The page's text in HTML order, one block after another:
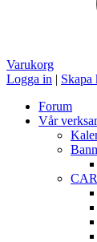
Varukorg
Logga in | Skapa
Forum
Vår